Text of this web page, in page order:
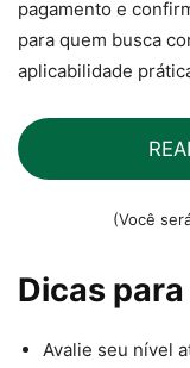
pagamento e
para quem busca
aplicabilidade
(Você
Dicas
Avalie seu nível